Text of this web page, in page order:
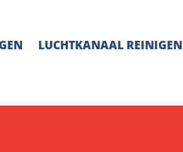
LUCHTKANAAL REINIGEN